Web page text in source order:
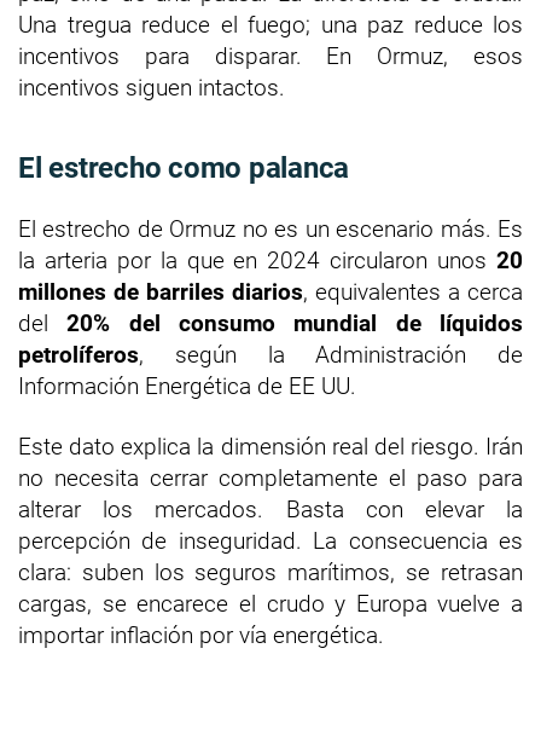
Una tregua reduce el fuego; una paz reduce los
incentivos para disparar. En Ormuz, esos
incentivos siguen intactos.
El estrecho como palanca
El estrecho de Ormuz no es un escenario más. Es
la arteria por la que en 2024 circularon unos 20
millones de barriles diarios, equivalentes a cerca
del20% del consumo mundial de líquidos
petrolíferos, según la Administración de
Información Energética de EE UU.
Este dato explica la dimensión real del riesgo. Irán
no necesita cerrar completamente el paso para
alterar los mercados. Basta con elevar la
percepción de inseguridad. La consecuencia es
clara: suben los seguros marítimos, se retrasan
cargas, se encarece el crudo y Europa vuelve a
importar inflación por vía energética.